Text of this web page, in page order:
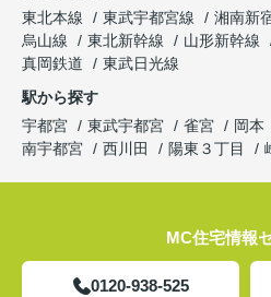
東北本線
東武宇都宮線 湘南新
烏山線
東北新幹線 山形新幹線
真岡鉄道
東武日光線
駅から探す
宇都宮
東武宇都宮 雀宮 岡本
南宇都宮
西川田 陽東３丁目
MC住宅情報
0120-938-525